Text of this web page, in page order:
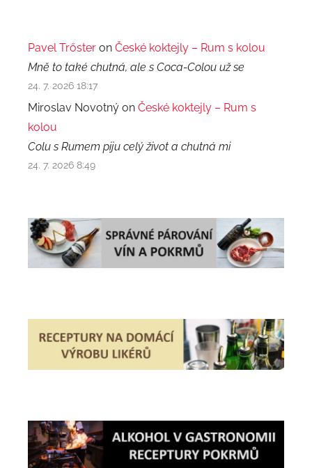
Pavel Trőster on České koktejly – Rum s kolou
Mně to také chutná, ale s Coca-Colou už se
24. 7. 2026 18:17
Miroslav Novotný on České koktejly – Rum s
kolou
Colu s Rumem piju celý život a chutná mi
24. 7. 2026 8:49